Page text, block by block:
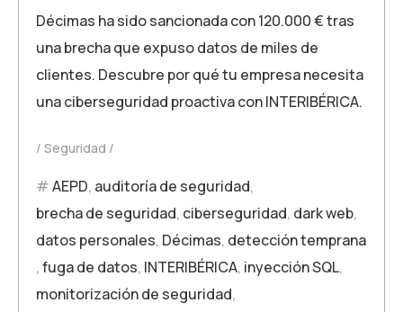
Décimas ha sido sancionada con 120.000 € tras
una brecha que expuso datos de miles de
clientes. Descubre por qué tu empresa necesita
una ciberseguridad proactiva con INTERIBÉRICA.
Seguridad
AEPD, auditoría de seguridad,
brecha de seguridad, ciberseguridad, dark web,
datos personales, Décimas, detección temprana
,fuga de datos, INTERIBÉRICA, inyección SQL,
monitorización de seguridad,